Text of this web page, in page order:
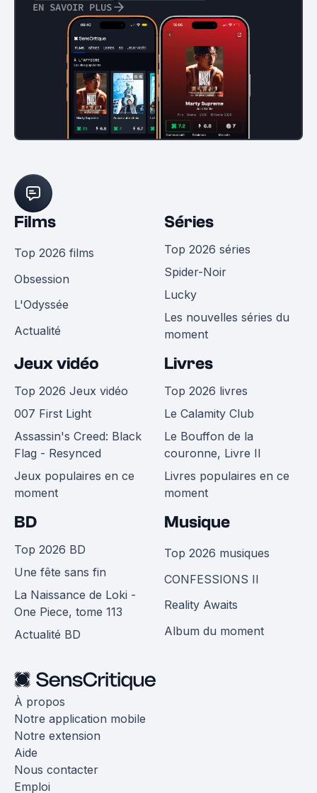
EN SAVOIR PLUS
Films
Top 2026 films
Obsession
L'Odyssée
Actualité
Séries
Top 2026 séries
Spider-Noir
Lucky
Les nouvelles séries du
moment
Jeux vidéo
Top 2026 Jeux vidéo
007 First Light
Assassin's Creed: Black
Flag - Resynced
Jeux populaires en ce
moment
Livres
Top 2026 livres
Le Calamity Club
Le Bouffon de la
couronne, Livre II
Livres populaires en ce
moment
BD
Top 2026 BD
Une fête sans fin
La Naissance de Loki -
One Piece, tome 113
Actualité BD
Musique
Top 2026 musiques
CONFESSIONS II
Reality Awaits
Album du moment
À propos
Notre application mobile
Notre extension
Aide
Nous contacter
Emploi